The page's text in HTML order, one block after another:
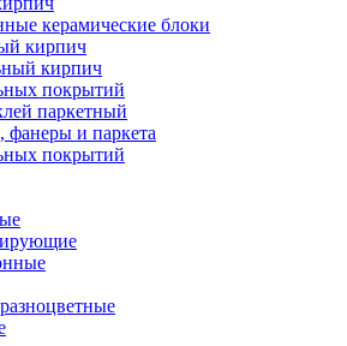
керамические блоки
кирпич
кирпич
покрытий
паркетный
фанеры и паркета
покрытий